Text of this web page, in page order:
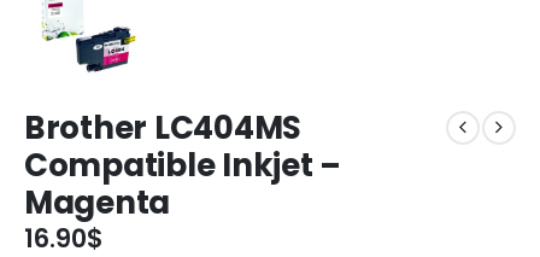
Brother LC404MS
Compatible Inkjet –
Magenta
16.90$